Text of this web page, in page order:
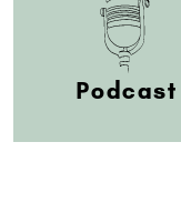
Podcast